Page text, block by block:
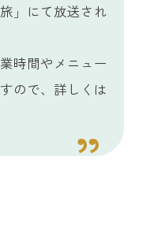
」にて放送され
時間やメニュー
ので、詳しくは